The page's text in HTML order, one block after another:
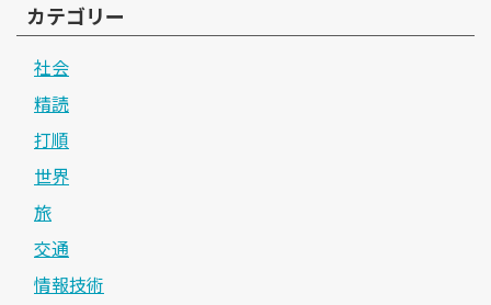
カテゴリー
社会
精読
打順
世界
旅
交通
情報技術